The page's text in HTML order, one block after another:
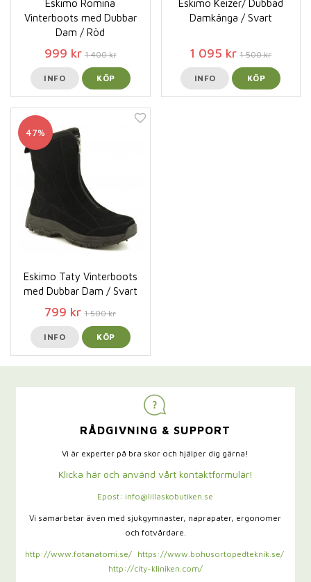
Eskimo Romina
Vinterboots med Dubbar
Dam / Röd
999 kr 1 400 kr
INFO KÖP
Eskimo Keizer/ Dubbad
Damkänga / Svart
1 095 kr 1 500 kr
INFO KÖP
47%
Eskimo Taty Vinterboots
med Dubbar Dam / Svart
799 kr 1 500 kr
INFO KÖP
RÅDGIVNING & SUPPORT
Vi är experter på bra skor och hjälper dig gärna!
Klicka här och använd vårt kontaktformulär!
Epost: info@lillaskobutiken.se
Vi samarbetar även med sjukgymnaster, naprapater, ergonomer
och fotvårdare.
http://www.fotanatomi.se/
https://www.bohusortopedteknik.se/
http://city-kliniken.com/